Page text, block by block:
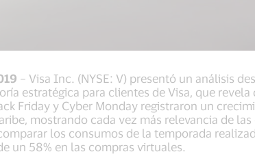
– Visa Inc. (NYSE: V) presentó un análisis
estratégica para clientes de Visa, que
Friday y Cyber Monday registraron un
mostrando cada vez más relevancia de
los consumos de la temporada
un 58% en las compras virtuales.